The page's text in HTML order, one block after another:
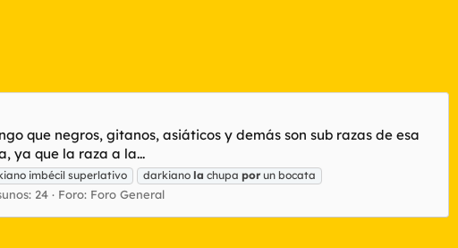
que negros, gitanos, asiáticos y demás son sub razas de esa
ya que la raza a la...
imbécil superlativo darkiano la chupa por un bocata
24 Foro: Foro General